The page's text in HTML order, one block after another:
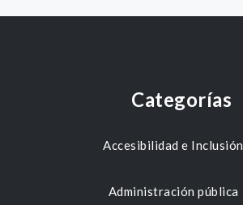
Categorías
Accesibilidad e Inclusión
Administración pública